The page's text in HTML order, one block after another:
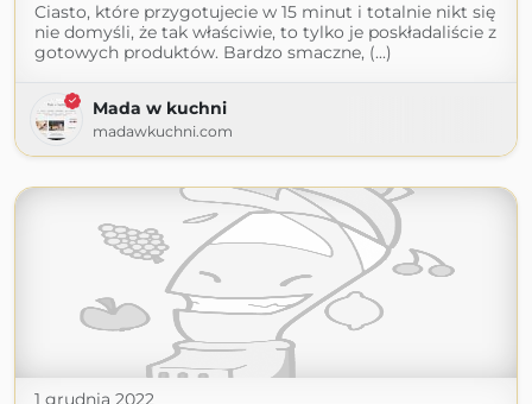
Ciasto, które przygotujecie w 15 minut i totalnie nikt się
nie domyśli, że tak właściwie, to tylko je poskładaliście z
gotowych produktów. Bardzo smaczne, (...)
Mada w kuchni
madawkuchni.com
1 grudnia 2022